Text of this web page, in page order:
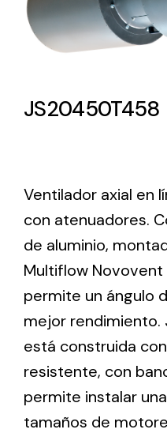
Lighting and
material for each
Ventilación
Amplia gama de
ventilación industriales
Ventilation
JS20450T458
Ventilador axial en
con atenuadores.
de aluminio,
Multiflow Novovent
permite un ángulo
mejor rendimiento.
está construida
resistente, con
permite instalar
tamaños de